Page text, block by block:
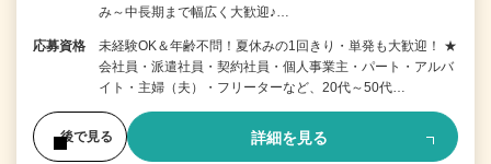
み～中長期まで幅広く大歓迎♪…
応募資格
未経験OK＆年齢不問！夏休みの1回きり・単発も大歓迎！ ★
会社員・派遣社員・契約社員・個人事業主・パート・アルバ
イト・主婦（夫）・フリーターなど、20代～50代…
後で見る 詳細を見る